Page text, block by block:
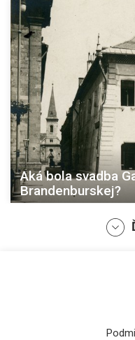
Aká bola svadba
Brandenburskej?